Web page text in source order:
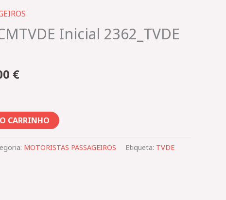
Inicial 2362_TVDE
€.
€
atual
é:
208,00 €.
CARRINHO
MOTORISTAS PASSAGEIROS Etiqueta: TVDE